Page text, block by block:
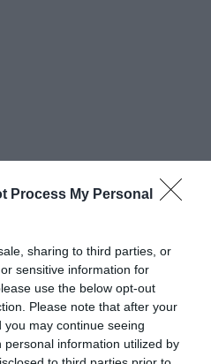
Process My Personal
sharing to third parties, or
sensitive information for
use the below opt-out
Please note that after your
may continue seeing
information utilized by